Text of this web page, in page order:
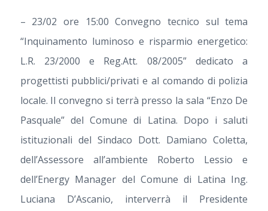
– 23/02 ore 15:00 Convegno tecnico sul tema
“Inquinamento luminoso e risparmio energetico:
L.R. 23/2000 e Reg.Att. 08/2005” dedicato a
progettisti pubblici/privati e al comando di polizia
locale. Il convegno si terrà presso la sala “Enzo De
Pasquale” del Comune di Latina. Dopo i saluti
istituzionali del Sindaco Dott. Damiano Coletta,
dell’Assessore all’ambiente Roberto Lessio e
dell’Energy Manager del Comune di Latina Ing.
Luciana D’Ascanio, interverrà il Presidente